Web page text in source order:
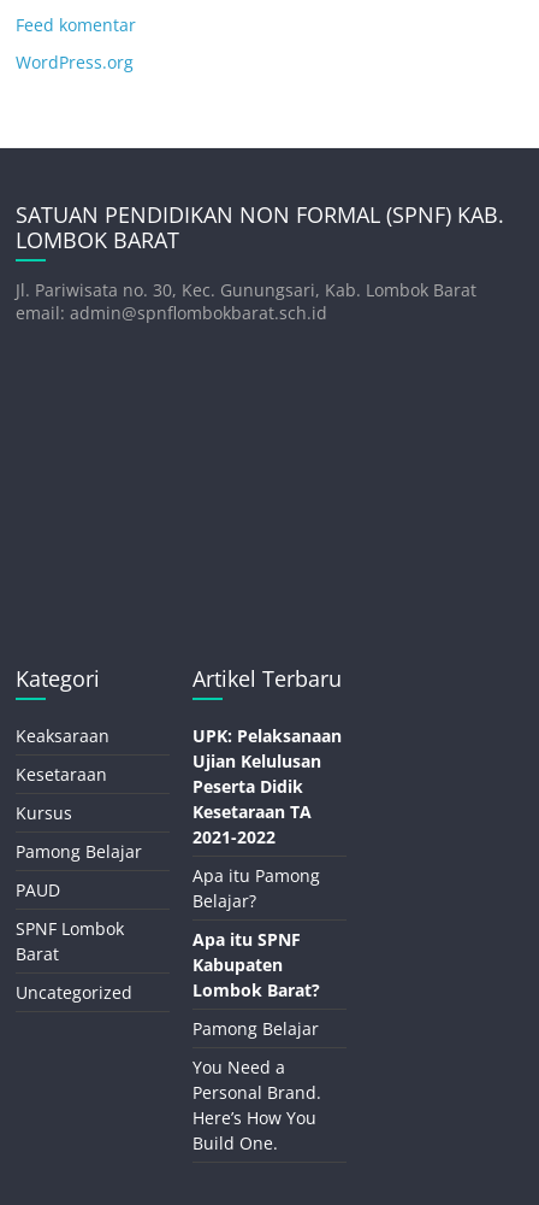
Feed komentar
WordPress.org
SATUAN PENDIDIKAN NON FORMAL (SPNF) KAB.
LOMBOK BARAT
Jl. Pariwisata no. 30, Kec. Gunungsari, Kab. Lombok Barat
email: admin@spnflombokbarat.sch.id
Kategori
Keaksaraan
Kesetaraan
Kursus
Pamong Belajar
PAUD
SPNF Lombok
Barat
Uncategorized
Artikel Terbaru
UPK: Pelaksanaan
Ujian Kelulusan
Peserta Didik
Kesetaraan TA
2021-2022
Apa itu Pamong
Belajar?
Apa itu SPNF
Kabupaten
Lombok Barat?
Pamong Belajar
You Need a
Personal Brand.
Here’s How You
Build One.